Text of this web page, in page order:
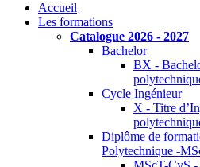
Accueil
Les formations
Catalogue 2026 - 2027
Bachelor
BX -
Cycle Ingénieur
X - Titre
Diplôme de
Polytechnique -